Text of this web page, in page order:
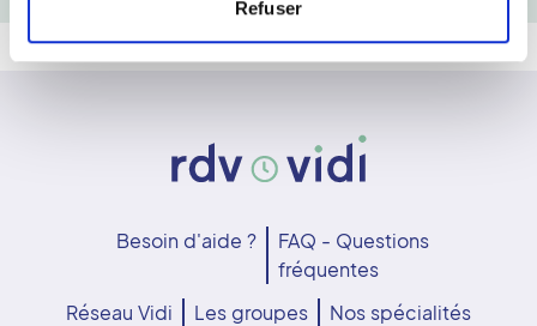
Refuser
Besoin d'aide ?
FAQ - Questions
fréquentes
Réseau Vidi
Les groupes
Nos spécialités